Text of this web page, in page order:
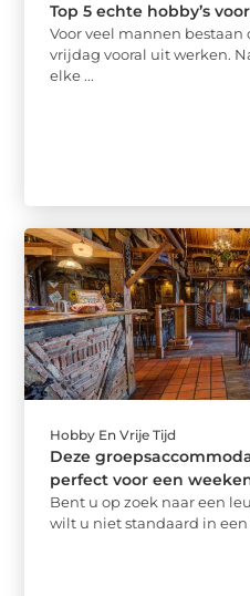
Top 5 echte hobby’s
Voor veel mannen
vrijdag vooral uit werken.
elke ...
Hobby En Vrije Tijd
Deze
perfect voor een
Bent u op zoek naar een
wilt u niet standaard in een